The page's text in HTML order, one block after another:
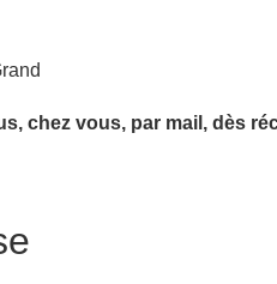
chez vous, par mail, dès